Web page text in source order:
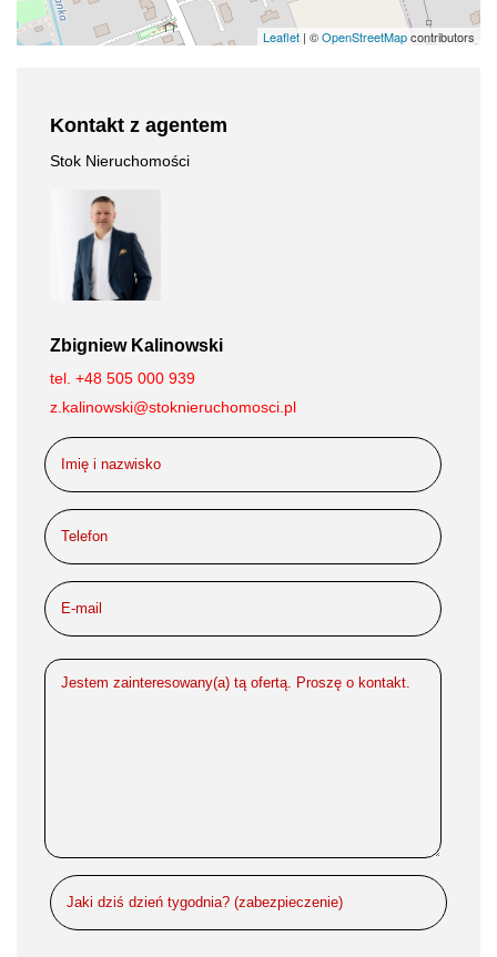
Leaflet | ©OpenStreetMapcontributors
Kontakt z agentem
Stok Nieruchomości
Zbigniew Kalinowski
tel. +48 505 000 939
z.kalinowski@stoknieruchomosci.pl